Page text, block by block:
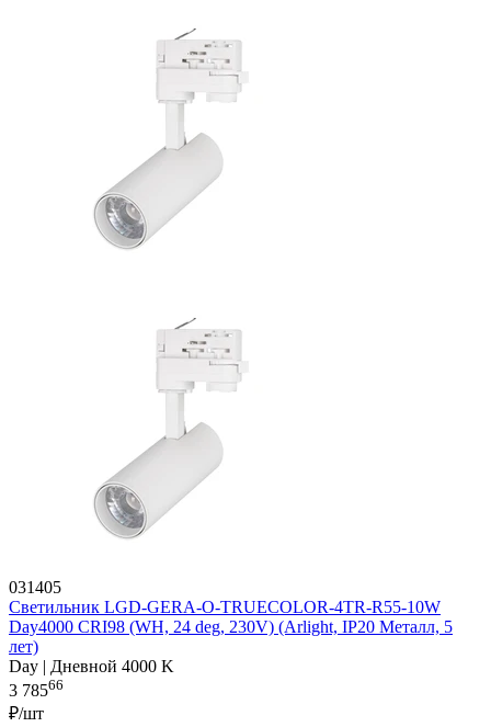
031405
Светильник LGD-GERA-O-TRUECOLOR-4TR-R55-10W
Day4000 CRI98 (WH, 24 deg, 230V) (Arlight, IP20 Металл, 5
лет)
Day | Дневной 4000 K
3 78566
₽/шт